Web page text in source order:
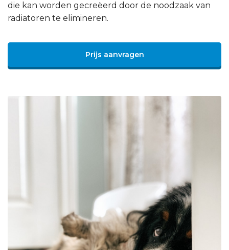
die kan worden gecreëerd door de noodzaak van
radiatoren te elimineren.
Prijs aanvragen